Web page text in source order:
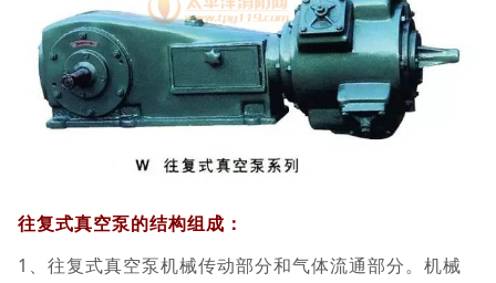
往复式真空泵的结构组成：
1、往复式真空泵机械传动部分和气体流通部分。机械